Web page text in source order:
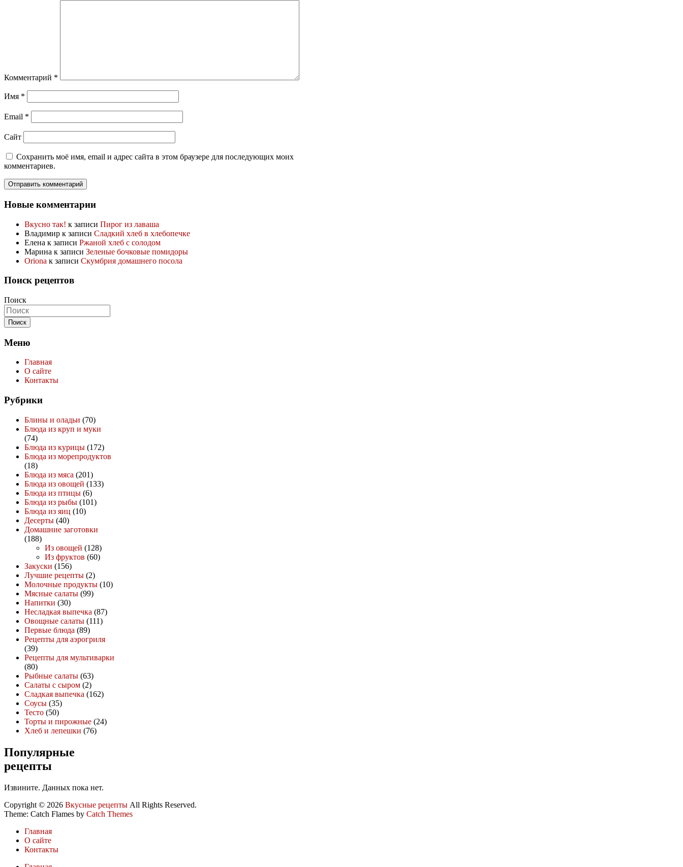
Комментарий *
Имя *
Email *
Сайт
Сохранить моё имя, email и адрес сайта в этом браузере для последующих моих
комментариев.
Новые комментарии
Вкусно так! к записи Пирог из лаваша
Владимир к записи Сладкий хлеб в хлебопечке
Елена к записи Ржаной хлеб с солодом
Марина к записи Зеленые бочковые помидоры
Oriona к записи Скумбрия домашнего посола
Поиск рецептов
Поиск
Меню
Главная
О сайте
Контакты
Рубрики
Блины и оладьи (70)
Блюда из круп и муки
(74)
Блюда из курицы (172)
Блюда из морепродуктов
(18)
Блюда из мяса (201)
Блюда из овощей (133)
Блюда из птицы (6)
Блюда из рыбы (101)
Блюда из яиц (10)
Десерты (40)
Домашние заготовки
(188)
Из овощей (128)
Из фруктов (60)
Закуски (156)
Лучшие рецепты (2)
Молочные продукты (10)
Мясные салаты (99)
Напитки (30)
Несладкая выпечка (87)
Овощные салаты (111)
Первые блюда (89)
Рецепты для аэрогриля
(39)
Рецепты для мультиварки
(80)
Рыбные салаты (63)
Салаты с сыром (2)
Сладкая выпечка (162)
Соусы (35)
Тесто (50)
Торты и пирожные (24)
Хлеб и лепешки (76)
Популярные
рецепты
Извините. Данных пока нет.
Copyright © 2026 Вкусные рецепты All Rights Reserved.
Theme: Catch Flames by Catch Themes
Главная
О сайте
Контакты